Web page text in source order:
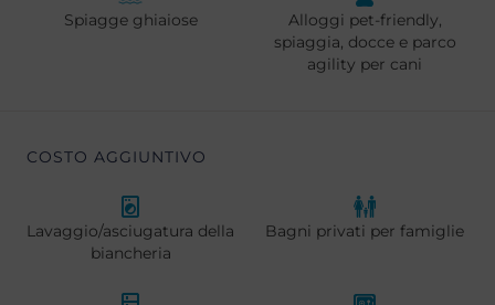
Spiagge ghiaiose
Alloggi pet-friendly,
spiaggia, docce e parco
agility per cani
COSTO AGGIUNTIVO
Lavaggio/asciugatura della
biancheria
Bagni privati per famiglie